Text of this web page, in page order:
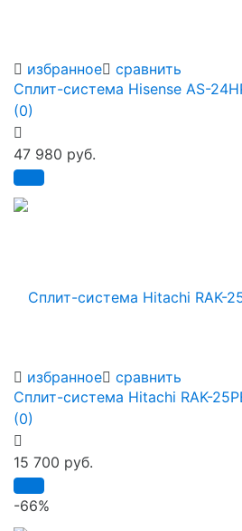
избранное сравнить
избранное сравнить
Сплит-система Hisense AS-
(0)
47 980 руб.
Сплит-система Hitachi RAK-
(0)
15 700 руб.
-66%